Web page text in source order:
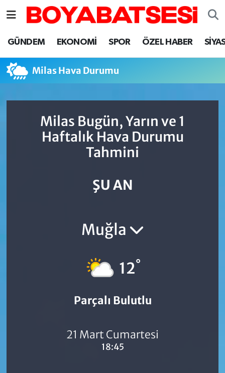
GÜNDEM EKONOMİ SPOR ÖZEL HABER
Milas Hava Durumu
Milas Bugün, Yarın ve 1
Haftalık Hava Durumu
Tahmini
ŞU AN
Muğla
12°
Parçalı Bulutlu
21 Mart Cumartesi
18:45
Sinop Nöbetçi Eczaneler
Sinop Hava Durumu
Sinop Trafik Yoğunluk Haritası
Süper Lig Puan Durumu ve Fikstür
Son Dakika Haberleri